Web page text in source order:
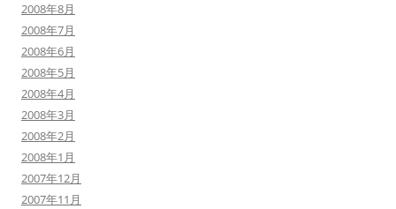
2008年8月
2008年7月
2008年6月
2008年5月
2008年4月
2008年3月
2008年2月
2008年1月
2007年12月
2007年11月